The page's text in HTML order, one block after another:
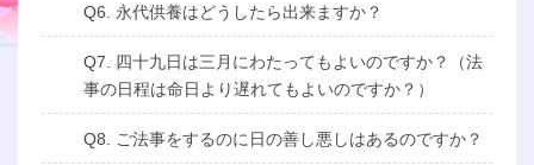
Q6. 永代供養はどうしたら出来ますか？
Q7. 四十九日は三月にわたってもよいのですか？（法
事の日程は命日より遅れてもよいのですか？）
Q8. ご法事をするのに日の善し悪しはあるのですか？